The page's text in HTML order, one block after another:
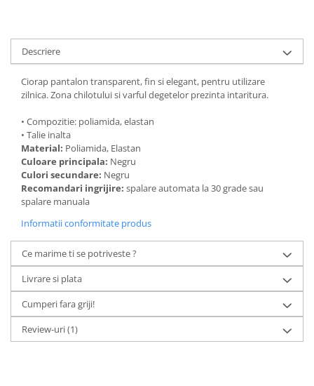
Descriere
Ciorap pantalon transparent, fin si elegant, pentru utilizare
zilnica. Zona chilotului si varful degetelor prezinta intaritura.
• Compozitie: poliamida, elastan
• Talie inalta
Material: Poliamida, Elastan
Culoare principala: Negru
Culori secundare: Negru
Recomandari ingrijire: spalare automata la 30 grade sau
spalare manuala
Informatii conformitate produs
Ce marime ti se potriveste ?
Livrare si plata
Cumperi fara griji!
Review-uri(1)